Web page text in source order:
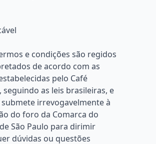
e condições são regidos
de acordo com as
pelo Café
seguindo as leis brasileiras, e
submete irrevogavelmente à
do foro da Comarca do
São Paulo para dirimir
dúvidas ou questões